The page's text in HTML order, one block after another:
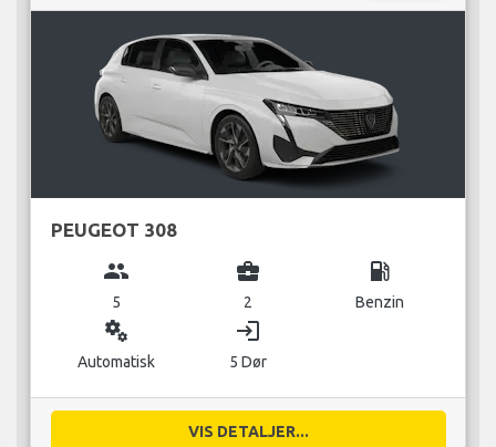
PEUGEOT 308
group
5
business_center
2
local_gas_station
Benzin
miscellaneous_services
Automatisk
login
5 Dør
VIS DETALJER...